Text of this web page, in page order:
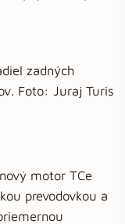
zadných
Foto: Juraj Turis
motor TCe
prevodovkou a